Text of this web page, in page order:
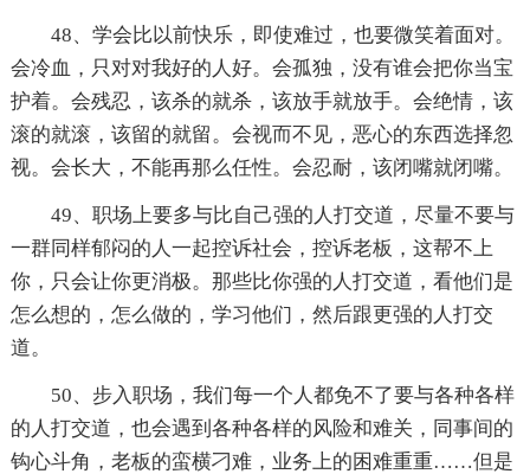
48、学会比以前快乐，即使难过，也要微笑着面对。
会冷血，只对对我好的人好。会孤独，没有谁会把你当宝
护着。会残忍，该杀的就杀，该放手就放手。会绝情，该
滚的就滚，该留的就留。会视而不见，恶心的东西选择忽
视。会长大，不能再那么任性。会忍耐，该闭嘴就闭嘴。
49、职场上要多与比自己强的人打交道，尽量不要与
一群同样郁闷的人一起控诉社会，控诉老板，这帮不上
你，只会让你更消极。那些比你强的人打交道，看他们是
怎么想的，怎么做的，学习他们，然后跟更强的人打交
道。
50、步入职场，我们每一个人都免不了要与各种各样
的人打交道，也会遇到各种各样的风险和难关，同事间的
钩心斗角，老板的蛮横刁难，业务上的困难重重……但是